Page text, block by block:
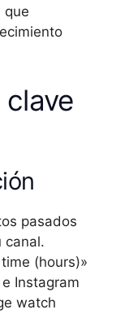
que
pasados
canal.
(hours)»
Instagram
watch